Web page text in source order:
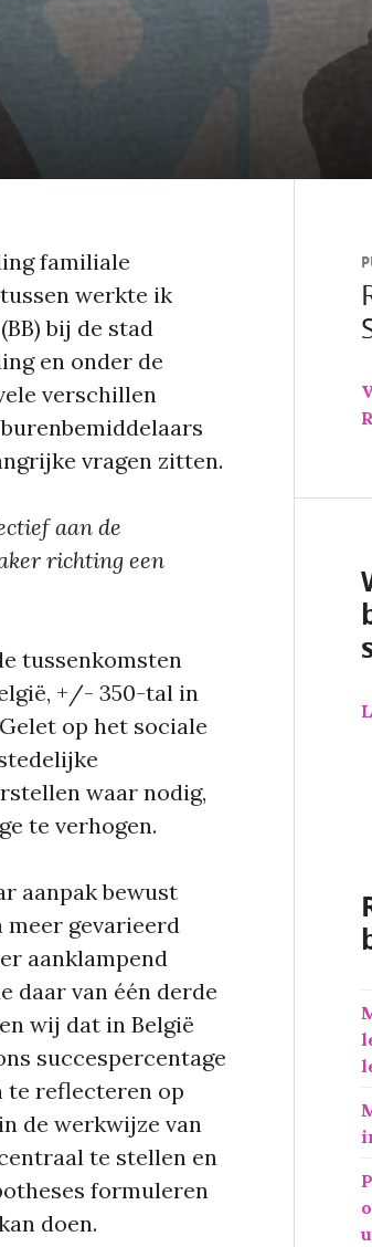
familiale
werkte ik
bij de stad
en onder de
verschillen
vragen zitten.
aan de
richting een
tussenkomsten
+/- 350-tal in
Gelet op het sociale
waar nodig,
te verhogen.
aanpak bewust
meer gevarieerd
aanklampend
daar van één derde
wij dat in België
succespercentage
te reflecteren op
de werkwijze van
te stellen en
formuleren
doen.
n
n
a
r
: